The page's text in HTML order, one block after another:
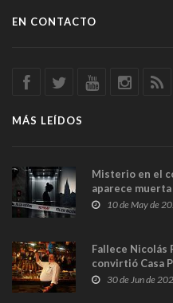
EN CONTACTO
MÁS LEÍDOS
Misterio en el
aparece
y las cámaras
10 de May de
Fallece Nicolás
convirtió Casa
en Madrid
30 de Jun de